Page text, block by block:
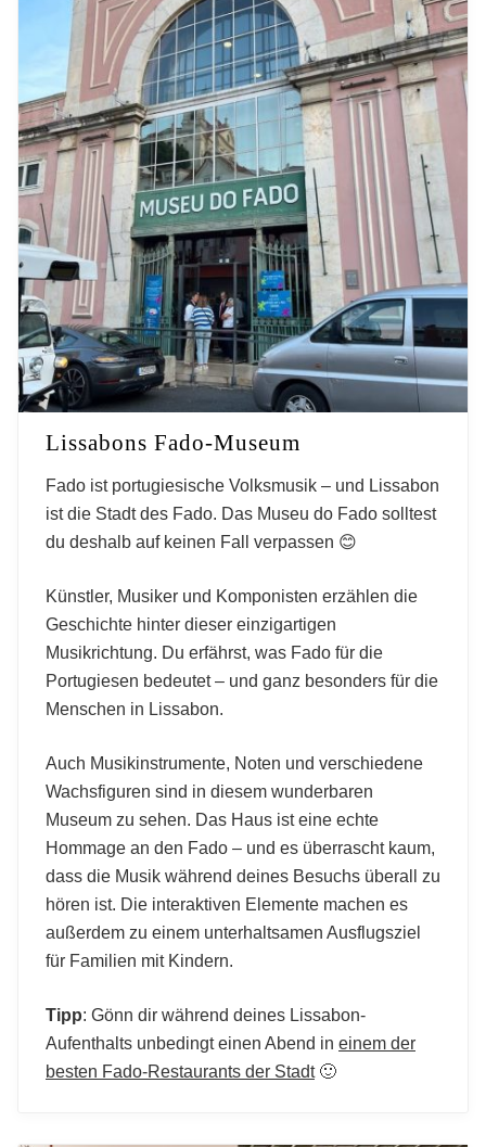
Lissabons Fado-Museum
Fado ist portugiesische Volksmusik – und Lissabon
ist die Stadt des Fado. Das Museu do Fado solltest
du deshalb auf keinen Fall verpassen 😊
Künstler, Musiker und Komponisten erzählen die
Geschichte hinter dieser einzigartigen
Musikrichtung. Du erfährst, was Fado für die
Portugiesen bedeutet – und ganz besonders für die
Menschen in Lissabon.
Auch Musikinstrumente, Noten und verschiedene
Wachsfiguren sind in diesem wunderbaren
Museum zu sehen. Das Haus ist eine echte
Hommage an den Fado – und es überrascht kaum,
dass die Musik während deines Besuchs überall zu
hören ist. Die interaktiven Elemente machen es
außerdem zu einem unterhaltsamen Ausflugsziel
für Familien mit Kindern.
Tipp: Gönn dir während deines Lissabon-
Aufenthalts unbedingt einen Abend in einem der
besten Fado-Restaurants der Stadt🙂